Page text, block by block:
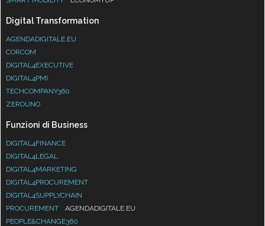
Digital Transformation
AGENDADIGITALE.EU
CORCOM
DIGITAL4EXECUTIVE
DIGITAL4PMI
TECHCOMPANY360
ZEROUNO
Funzioni di Business
DIGITAL4FINANCE
DIGITAL4LEGAL
DIGITAL4MARKETING
DIGITAL4PROCUREMENT
DIGITAL4SUPPLYCHAIN
PROCUREMENT
AGENDADIGITALE.EU
PEOPLE&CHANGE360